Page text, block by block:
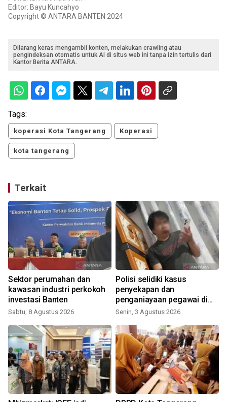
Editor: Bayu Kuncahyo
Copyright © ANTARA BANTEN 2024
Dilarang keras mengambil konten, melakukan crawling atau
pengindeksan otomatis untuk AI di situs web ini tanpa izin tertulis dari
Kantor Berita ANTARA.
Tags:
koperasi Kota Tangerang Koperasi
kota tangerang
Terkait
Sektor perumahan dan
kawasan industri perkokoh
investasi Banten
Sabtu, 8 Agustus 2026
Polisi selidiki kasus
penyekapan dan
penganiayaan pegawai di
Tangerang
Senin, 3 Agustus 2026